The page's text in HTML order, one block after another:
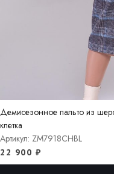
Демисезонное пальто из
клетка
Артикул: ZM7918CHBL
22 900 ₽